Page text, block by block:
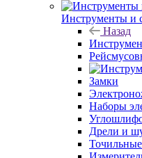
Инструменты и
Назад
Замки
Наборы
Дрели и